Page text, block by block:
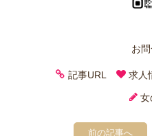
お
記事URL 求人
女
前の記事へ